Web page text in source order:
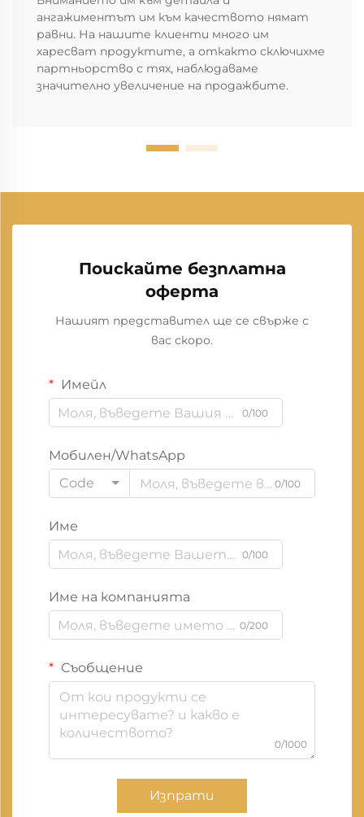
ангажиментът им към качеството нямат
равни. На нашите клиенти много им
харесват продуктите, а откакто сключихме
партньорство с тях, наблюдаваме
значително увеличение на продажбите.
Поискайте безплатна
оферта
Нашият представител ще се свърже с
вас скоро.
Имейл
0/100
Мобилен/WhatsApp
Code
0/100
Име
0/100
Име на компанията
0/200
Съобщение
0/1000
Изпрати